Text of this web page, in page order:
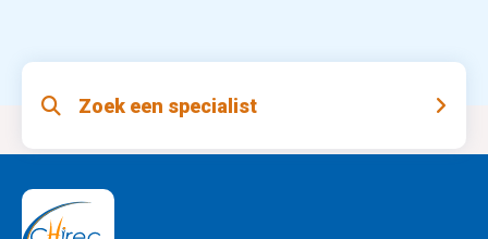
Zoek een specialist